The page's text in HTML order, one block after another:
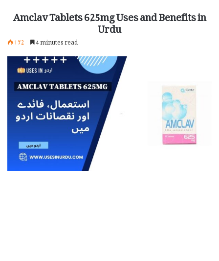
Amclav Tablets 625mg Uses and Benefits in
Urdu
172 4 minutes read